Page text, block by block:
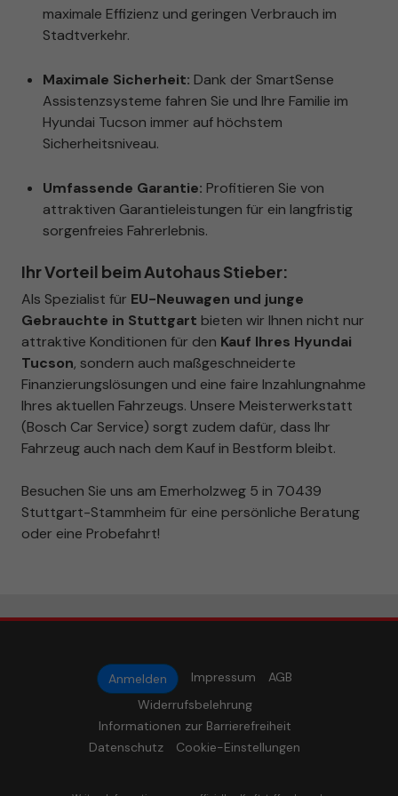
maximale Effizienz und geringen Verbrauch im
Stadtverkehr.
Maximale Sicherheit: Dank der SmartSense
Assistenzsysteme fahren Sie und Ihre Familie im
Hyundai Tucson immer auf höchstem
Sicherheitsniveau.
Umfassende Garantie: Profitieren Sie von
attraktiven Garantieleistungen für ein langfristig
sorgenfreies Fahrerlebnis.
Ihr Vorteil beim Autohaus Stieber:
Als Spezialist für EU-Neuwagen und junge
Gebrauchte in Stuttgart bieten wir Ihnen nicht nur
attraktive Konditionen für den Kauf Ihres Hyundai
Tucson, sondern auch maßgeschneiderte
Finanzierungslösungen und eine faire Inzahlungnahme
Ihres aktuellen Fahrzeugs. Unsere Meisterwerkstatt
(Bosch Car Service) sorgt zudem dafür, dass Ihr
Fahrzeug auch nach dem Kauf in Bestform bleibt.
Besuchen Sie uns am Emerholzweg 5 in 70439
Stuttgart-Stammheim für eine persönliche Beratung
oder eine Probefahrt!
Anmelden Impressum
AGB
Widerrufsbelehrung
Informationen zur Barrierefreiheit
Datenschutz
Cookie-Einstellungen